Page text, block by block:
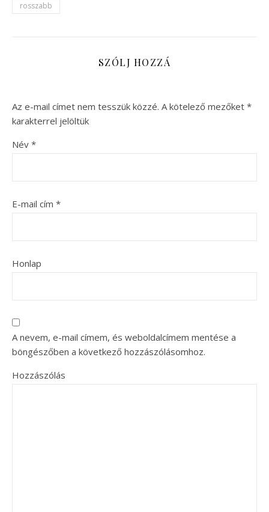
rosszabb
SZÓLJ HOZZÁ
Az e-mail címet nem tesszük közzé. A kötelező mezőket *
karakterrel jelöltük
Név *
E-mail cím *
Honlap
A nevem, e-mail címem, és weboldalcímem mentése a
böngészőben a következő hozzászólásomhoz.
Hozzászólás